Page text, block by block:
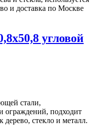
угловой